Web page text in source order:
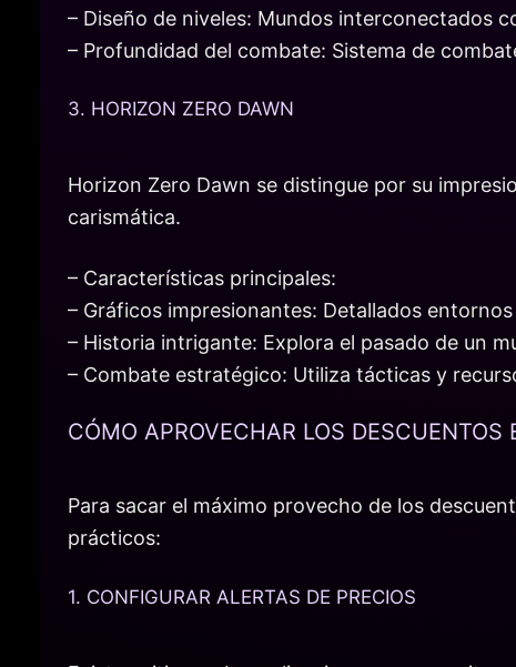
– Diseño de niveles: Mundos interconectados
– Profundidad del combate: Sistema de
3. HORIZON ZERO DAWN
Horizon Zero Dawn se distingue por su
carismática.
– Características principales:
– Gráficos impresionantes: Detallados
– Historia intrigante: Explora el pasado de un
– Combate estratégico: Utiliza tácticas y
CÓMO APROVECHAR LOS DESCUENTOS
Para sacar el máximo provecho de los
prácticos:
1. CONFIGURAR ALERTAS DE PRECIOS